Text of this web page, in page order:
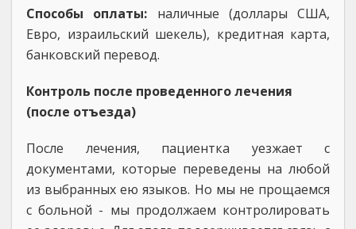
Способы оплаты: наличные (доллары США,
Евро, израильский шекель), кредитная карта,
банковский перевод.
Контроль после проведенного лечения
(после отъезда)
После лечения, пациентка уезжает с
документами, которые переведены на любой
из выбранных ею языков. Но мы не прощаемся
с больной - мы продолжаем контролировать